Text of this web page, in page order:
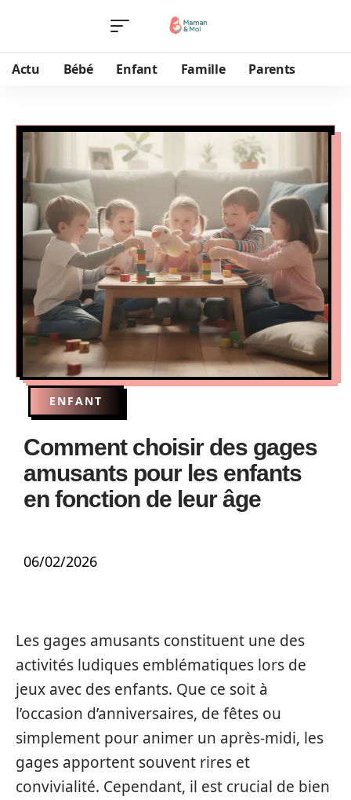
Actu Bébé Enfant Famille Parents
ENFANT
Comment choisir des gages
amusants pour les enfants
en fonction de leur âge
06/02/2026
Les gages amusants constituent une des
activités ludiques emblématiques lors de
jeux avec des enfants. Que ce soit à
l’occasion d’anniversaires, de fêtes ou
simplement pour animer un après-midi, les
gages apportent souvent rires et
convivialité. Cependant, il est crucial de bien